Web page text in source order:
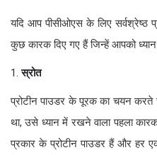
यदि आप पीसीओएस के लिए सर्वश्रेष्ठ
कुछ कारक दिए गए हैं जिन्हें आपको ध्यान
1.स्रोत
प्रोटीन पाउडर के पूरक का चयन करते
था, उसे ध्यान में रखने वाला पहला
प्रकार के प्रोटीन पाउडर हैं और हर